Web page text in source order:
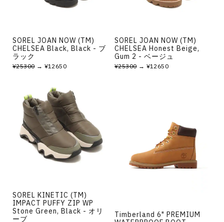
SOREL JOAN NOW (TM)
CHELSEA Black, Black - ブ
ラック
¥25300→ ¥12650
SOREL JOAN NOW (TM)
CHELSEA Honest Beige,
Gum 2 - ベージュ
¥25300→ ¥12650
SOREL KINETIC (TM)
IMPACT PUFFY ZIP WP
Stone Green, Black - オリ
ーブ
Timberland 6" PREMIUM